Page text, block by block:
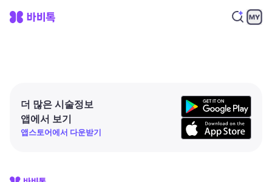
더 많은 시술정보
앱에서 보기
앱스토어에서 다운받기